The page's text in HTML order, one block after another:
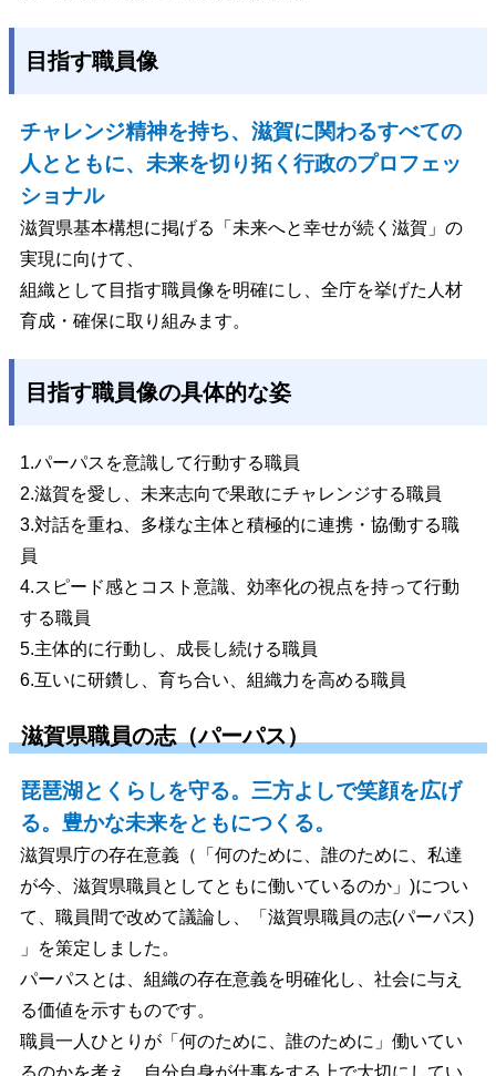
目指す職員像
チャレンジ精神を持ち、滋賀に関わるすべての
人とともに、未来を切り拓く行政のプロフェッ
ショナル
滋賀県基本構想に掲げる「未来へと幸せが続く滋賀」の
実現に向けて、
組織として目指す職員像を明確にし、全庁を挙げた人材
育成・確保に取り組みます。
目指す職員像の具体的な姿
1.パーパスを意識して行動する職員
2.滋賀を愛し、未来志向で果敢にチャレンジする職員
3.対話を重ね、多様な主体と積極的に連携・協働する職
員
4.スピード感とコスト意識、効率化の視点を持って行動
する職員
5.主体的に行動し、成長し続ける職員
6.互いに研鑽し、育ち合い、組織力を高める職員
滋賀県職員の志（パーパス）
琵琶湖とくらしを守る。三方よしで笑顔を広げ
る。豊かな未来をともにつくる。
滋賀県庁の存在意義（「何のために、誰のために、私達
が今、滋賀県職員としてともに働いているのか」)につい
て、職員間で改めて議論し、「滋賀県職員の志(パーパス)
」を策定しました。
パーパスとは、組織の存在意義を明確化し、社会に与え
る価値を示すものです。
職員一人ひとりが「何のために、誰のために」働いてい
るのかを考え、自分自身が仕事をする上で大切にしてい